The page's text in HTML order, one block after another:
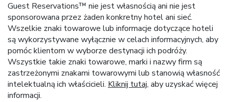
Guest Reservations™ nie jest własnością ani nie jest
sponsorowana przez żaden konkretny hotel ani sieć.
Wszelkie znaki towarowe lub informacje dotyczące hoteli
są wykorzystywane wyłącznie w celach informacyjnych, aby
pomóc klientom w wyborze destynacji ich podróży.
Wszystkie takie znaki towarowe, marki i nazwy firm są
zastrzeżonymi znakami towarowymi lub stanowią własność
intelektualną ich właścicieli. Kliknij tutaj, aby uzyskać więcej
informacji.